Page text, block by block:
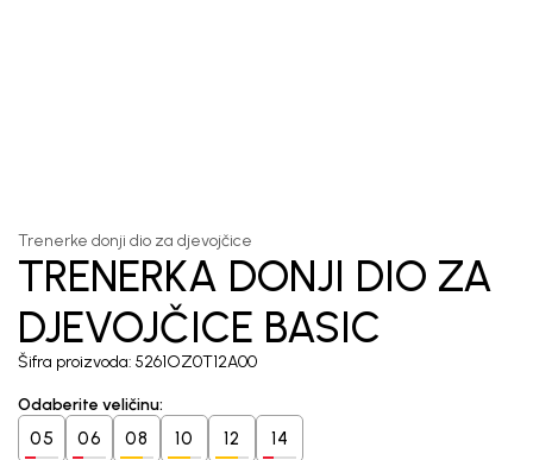
Trenerke donji dio za djevojčice
TRENERKA DONJI DIO ZA
DJEVOJČICE BASIC
Šifra proizvoda: 5261OZ0T12A00
Odaberite veličinu:
05 06 08 10 12 14